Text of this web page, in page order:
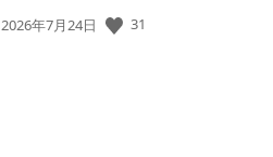
公
2026年7月24日 31